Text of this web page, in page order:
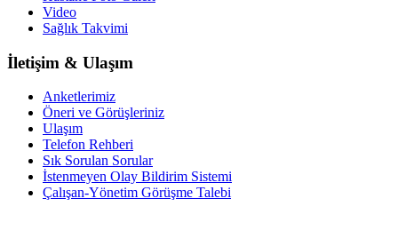
Video
Sağlık Takvimi
İletişim & Ulaşım
Anketlerimiz
Öneri ve Görüşleriniz
Ulaşım
Telefon Rehberi
Sık Sorulan Sorular
İstenmeyen Olay Bildirim Sistemi
Çalışan-Yönetim Görüşme Talebi